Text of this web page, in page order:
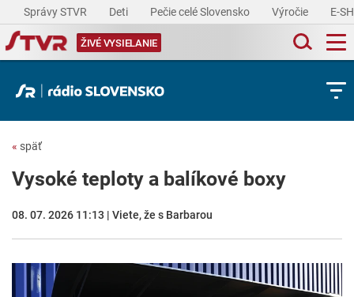
Správy STVR Deti Pečie celé Slovensko Výročie E-
ŽIVÉ VYSIELANIE
« späť
Vysoké teploty a balíkové boxy
08. 07. 2026 11:13 | Viete, že s Barbarou